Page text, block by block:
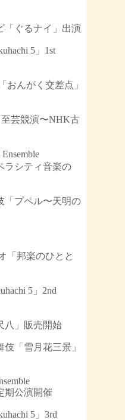
ナイ」出演
5」1st
く交差点」
芸競演〜NHK古
ラシティ音楽の
「プペル〜天明の
のひとと
5」2nd
販売開始
月花三景」
期公演開催
5」3rd